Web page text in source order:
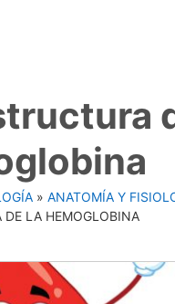
» ANATOMÍA Y
DE LA HEMOGLOBINA